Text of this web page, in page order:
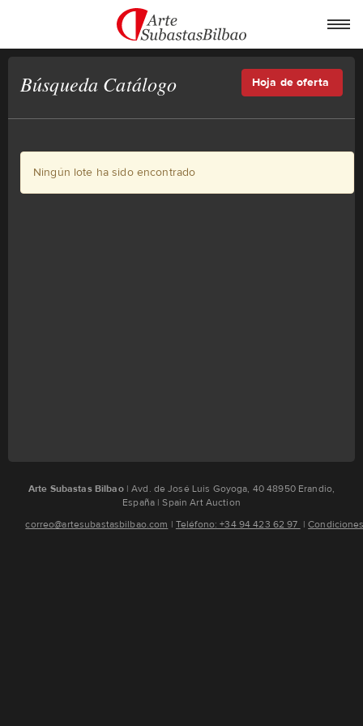
Búsqueda Catálogo Hoja de oferta
Ningún lote ha sido encontrado
Arte Subastas Bilbao | Avd. de José Luis Goyoga, 40 48950 Erandio,
España | Spain Art Auction
correo@artesubastasbilbao.com ¦ Teléfono: +34 94 423 62 97 ¦